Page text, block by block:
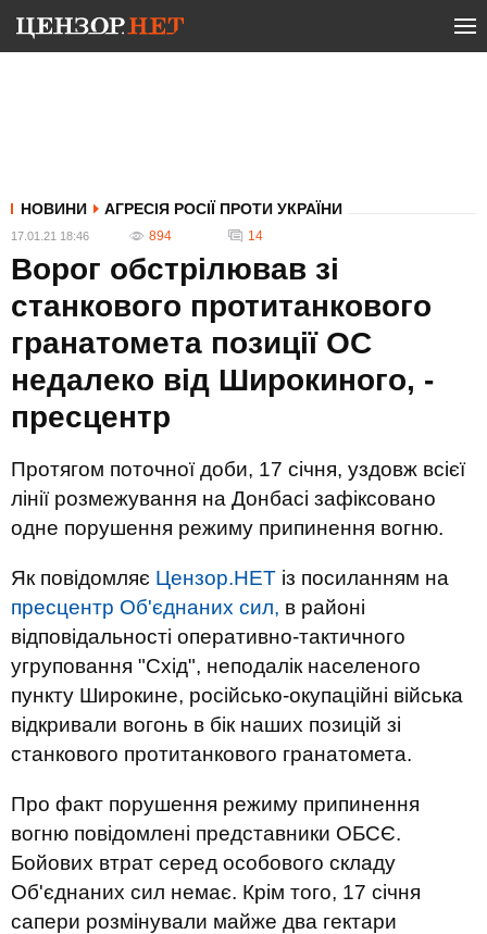
НОВИНИ АГРЕСІЯ РОСІЇ ПРОТИ УКРАЇНИ
17.01.21 18:46 894 14
Ворог обстрілював зі
станкового протитанкового
гранатомета позиції ОС
недалеко від Широкиного, -
пресцентр
Протягом поточної доби, 17 січня, уздовж всієї
лінії розмежування на Донбасі зафіксовано
одне порушення режиму припинення вогню.
Як повідомляє Цензор.НЕТ із посиланням на
пресцентр Об'єднаних сил, в районі
відповідальності оперативно-тактичного
угруповання "Схід", неподалік населеного
пункту Широкине, російсько-окупаційні війська
відкривали вогонь в бік наших позицій зі
станкового протитанкового гранатомета.
Про факт порушення режиму припинення
вогню повідомлені представники ОБСЄ.
Бойових втрат серед особового складу
Об'єднаних сил немає. Крім того, 17 січня
сапери розмінували майже два гектари